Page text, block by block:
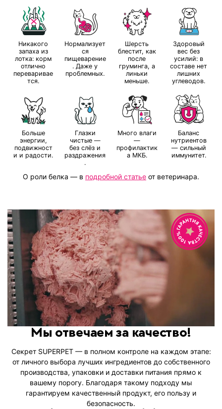
Никакого
запаха из
лотка: корм
отлично
переваривае
тся.
Нормализует
ся
пищеварение
. Даже у
проблемных.
Шерсть
блестит, как
после
груминга, а
линьки
меньше.
Здоровый
вес без
усилий: в
составе нет
лишних
углеводов.
Больше
энергии,
подвижност
и и радости.
Глазки
чистые —
без слёз и
раздражения
.
Много влаги
—
профилактик
а МКБ.
Баланс
нутриентов
— сильный
иммунитет.
О роли белка — в подробной статье от ветеринара.
Мы отвечаем за качество!
Секрет SUPERPET — в полном контроле на каждом этапе:
от личного выбора лучших ингредиентов до собственного
производства, упаковки и доставки питания прямо к
вашему порогу. Благодаря такому подходу мы
гарантируем качественный продукт, его пользу и
безопасность.